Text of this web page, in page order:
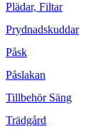
Plädar, Filtar
Prydnadskuddar
Påsk
Påslakan
Tillbehör Säng
Trädgård